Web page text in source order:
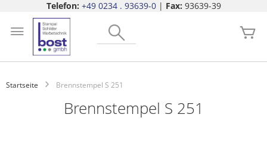
Telefon: +49 0234 . 93639-0| Fax: 93639-39
springen
Startseite Brennstempel S 251
Brennstempel S 251